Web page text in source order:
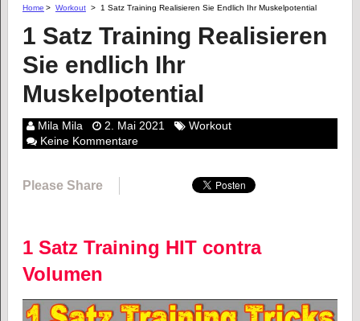
Home > Workout > 1 Satz Training Realisieren Sie Endlich Ihr Muskelpotential
1 Satz Training Realisieren
Sie endlich Ihr
Muskelpotential
Mila Mila 2. Mai 2021
Workout
Keine Kommentare
Please Share
1 Satz Training HIT contra
Volumen